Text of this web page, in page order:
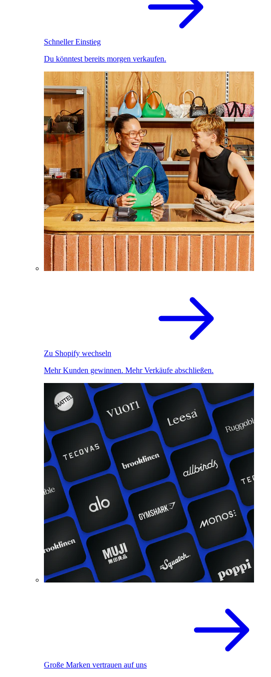
Schneller Einstieg
Du könntest bereits morgen verkaufen.
Zu Shopify wechseln
Mehr Kunden gewinnen. Mehr Verkäufe abschließen.
Große Marken vertrauen auf uns